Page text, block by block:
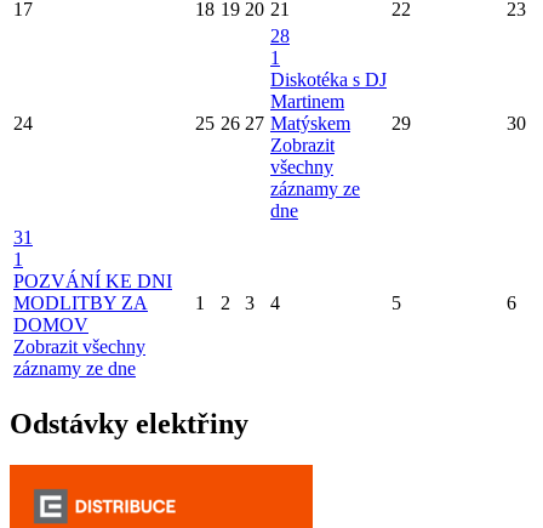
17
18 19 20 21 22 23
24 25 26 27
28
1
Diskotéka s DJ
Martinem
Matýskem
Zobrazit
všechny
záznamy ze
dne
29 30
31
1
POZVÁNÍ KE DNI
MODLITBY ZA
DOMOV
Zobrazit všechny
záznamy ze dne
1 2 3 4 5 6
Odstávky elektřiny